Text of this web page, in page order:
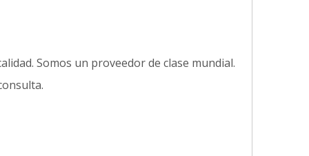
Somos un proveedor de clase mundial.